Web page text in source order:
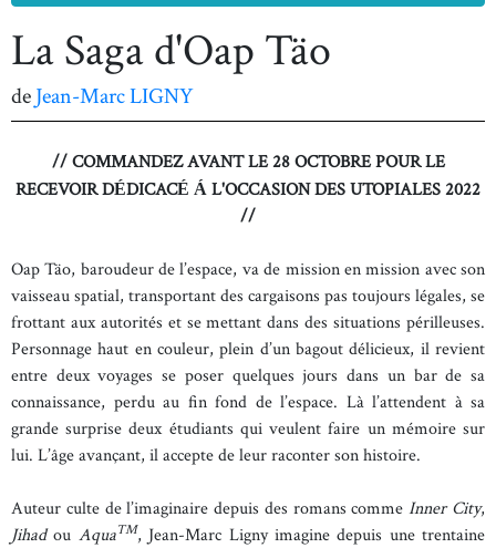
La Saga d'Oap Täo
deJean-Marc LIGNY
// COMMANDEZ AVANT LE 28 OCTOBRE POUR LE
RECEVOIR DÉDICACÉ Á L'OCCASION DES UTOPIALES 2022
//
Oap Täo, baroudeur de l’espace, va de mission en mission avec son
vaisseau spatial, transportant des cargaisons pas toujours légales, se
frottant aux autorités et se mettant dans des situations périlleuses.
Personnage haut en couleur, plein d’un bagout délicieux, il revient
entre deux voyages se poser quelques jours dans un bar de sa
connaissance, perdu au fin fond de l’espace. Là l’attendent à sa
grande surprise deux étudiants qui veulent faire un mémoire sur
lui. L’âge avançant, il accepte de leur raconter son histoire.
Auteur culte de l’imaginaire depuis des romans commeInner City,
Jihadou AquaTM, Jean-Marc Ligny imagine depuis une trentaine